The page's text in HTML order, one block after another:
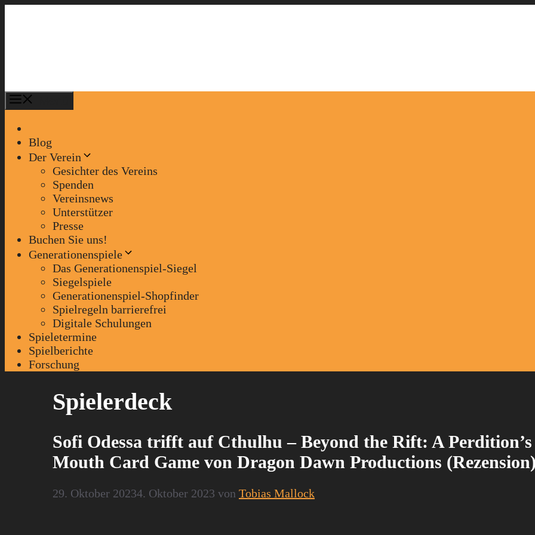
Blog
Der Verein
Gesichter des Vereins
Spenden
Vereinsnews
Unterstützer
Presse
Buchen Sie uns!
Generationenspiele
Das Generationenspiel-Siegel
Siegelspiele
Generationenspiel-Shopfinder
Spielregeln barrierefrei
Digitale Schulungen
Spieletermine
Spielberichte
Forschung
Spielerdeck
Sofi Odessa trifft auf Cthulhu – Beyond the Rift: A Perdition’s
Mouth Card Game von Dragon Dawn Productions
29. Oktober 20234. Oktober 2023 von Tobias Mallock